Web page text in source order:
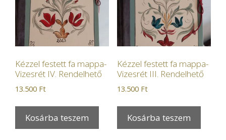
Kézzel festett fa mappa-
Vizesrét IV. Rendelhető
13.500 Ft
Kosárba teszem
Kézzel festett fa mappa-
Vizesrét III. Rendelhető
13.500 Ft
Kosárba teszem